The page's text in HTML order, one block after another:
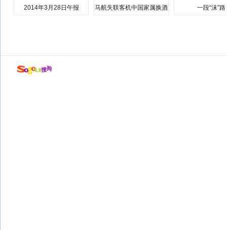
2014年3月28日午报
马航失联客机中国家属换酒
一段“沫”路